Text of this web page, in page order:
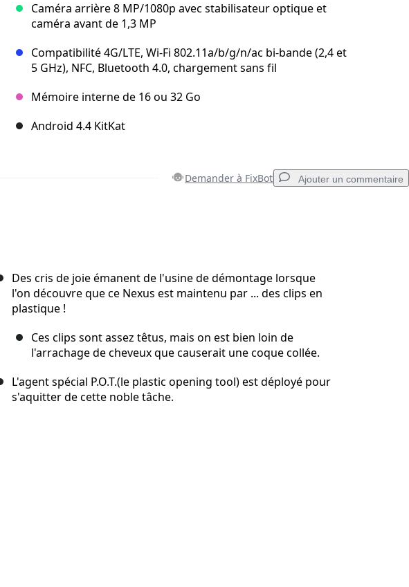
Caméra arrière 8 MP/1080p avec stabilisateur optique et
caméra avant de 1,3 MP
Compatibilité 4G/LTE, Wi-Fi 802.11a/b/g/n/ac bi-bande (2,4 et
5 GHz), NFC, Bluetooth 4.0, chargement sans fil
Mémoire interne de 16 ou 32 Go
Android 4.4 KitKat
Demander à FixBot Ajouter un commentaire
Des cris de joie émanent de l'usine de démontage lorsque
l'on découvre que ce Nexus est maintenu par ... des clips en
plastique !
Ces clips sont assez têtus, mais on est bien loin de
l'arrachage de cheveux que causerait une coque collée.
L'agent spécial P.O.T.(le plastic opening tool) est déployé pour
s'aquitter de cette noble tâche.